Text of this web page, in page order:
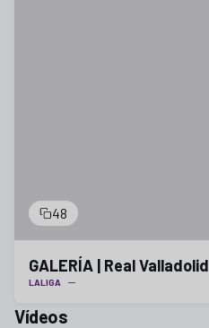
48
GALERÍA | Real
LALIGA
Vídeos